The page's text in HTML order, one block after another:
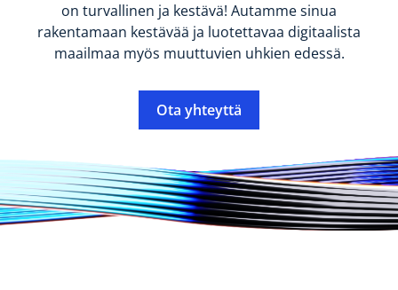
on turvallinen ja kestävä! Autamme sinua
rakentamaan kestävää ja luotettavaa digitaalista
maailmaa myös muuttuvien uhkien edessä.
Ota yhteyttä